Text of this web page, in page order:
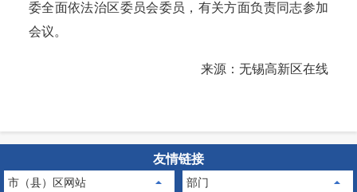
委全面依法治区委员会委员，有关方面负责同志参加
会议。
来源：无锡高新区在线
友情链接
市（县）区网站 部门